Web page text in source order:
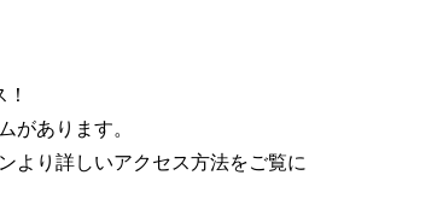
があります。
より詳しいアクセス方法をご覧に